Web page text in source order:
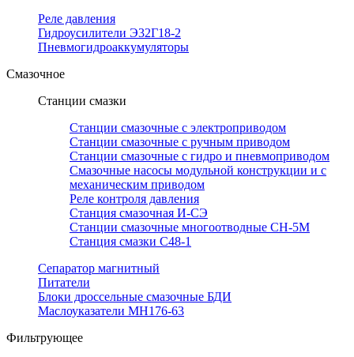
Реле давления
Гидроусилители Э32Г18-2
Пневмогидроаккумуляторы
Смазочное
Станции смазки
Станции смазочные с электроприводом
Станции смазочные с ручным приводом
Станции смазочные с гидро и пневмоприводом
Смазочные насосы модульной конструкции и с
механическим приводом
Реле контроля давления
Станция смазочная И-СЭ
Станции смазочные многоотводные СН-5М
Станция смазки С48-1
Сепаратор магнитный
Питатели
Блоки дроссельные смазочные БДИ
Маслоуказатели МН176-63
Фильтрующее